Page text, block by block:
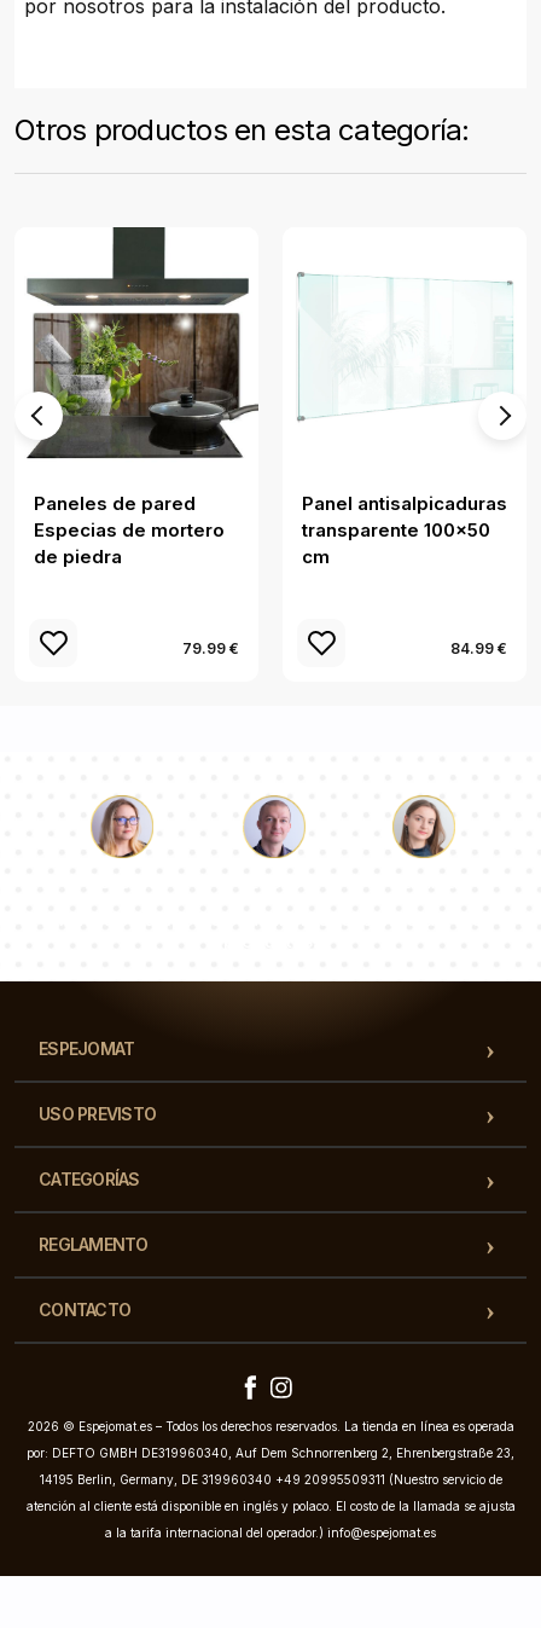
por nosotros para la instalación del producto.
Otros productos en esta categoría:
Paneles de pared
Especias de mortero
de piedra
79.99 €
Panel antisalpicaduras
transparente 100x50
cm
84.99 €
ESPEJOMAT
USO PREVISTO
CATEGORÍAS
REGLAMENTO
CONTACTO
2026 © Espejomat.es – Todos los derechos reservados. La tienda en línea es operada
por: DEFTO GMBH DE319960340, Auf Dem Schnorrenberg 2, Ehrenbergstraße 23,
14195 Berlin, Germany, DE 319960340 +49 20995509311 (Nuestro servicio de
atención al cliente está disponible en inglés y polaco. El costo de la llamada se ajusta
a la tarifa internacional del operador.) info@espejomat.es